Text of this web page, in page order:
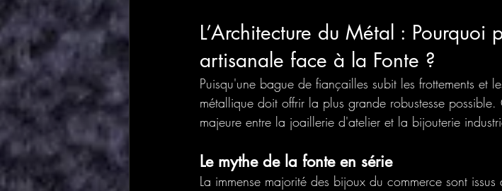
L’Architecture du Métal : Pourquoi
artisanale face à la Fonte ?
Puisqu'une bague de fiançailles subit les frottements et
métallique doit offrir la plus grande robustesse
majeure entre la joaillerie d'atelier et la bijouterie
Le mythe de la fonte en série
La immense majorité des bijoux du commerce sont